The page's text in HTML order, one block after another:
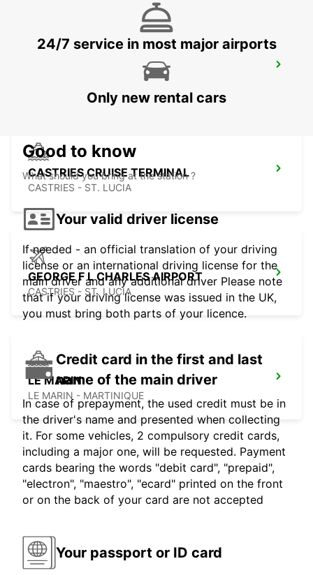
HEWANORRA INTERNATIONAL AIRPORT
CASTRIES CRUISE TERMINAL
CASTRIES - ST. LUCIA
GEORGE F L CHARLES AIRPORT
CASTRIES - ST. LUCIA
LE MARIN
LE MARIN - MARTINIQUE
24/7 service in most major airports
Only new rental cars
Good to know
What should you bring at the station ?
Your valid driver license
If needed - an official translation of your driving
license or an international driving license for the
main driver and any additional driver Please note
that if your driving license was issued in the UK,
you must bring both parts of your licence.
Credit card in the first and last
name of the main driver
In case of prepayment, the used credit must be in
the driver's name and presented when collecting
it. For some vehicles, 2 compulsory credit cards,
including a major one, will be requested. Payment
cards bearing the words "debit card", "prepaid",
"electron", "maestro", "ecard" printed on the front
or on the back of your card are not accepted
Your passport or ID card